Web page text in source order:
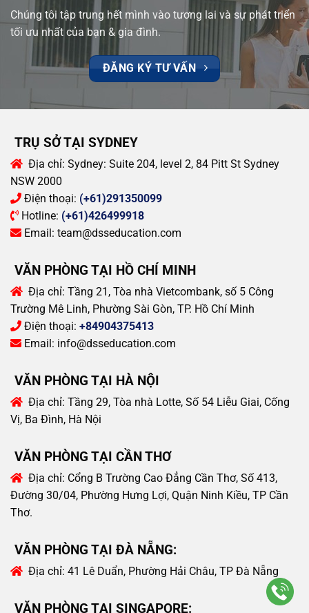
Chúng tôi tập trung hết mình vào tương lai và sự phát triển
tối ưu nhất của bạn & gia đình.
ĐĂNG KÝ TƯ VẤN
TRỤ SỞ TẠI SYDNEY
Địa chỉ: Sydney: Suite 204, level 2, 84 Pitt St Sydney
NSW 2000
Điện thoại: (+61)291350099
Hotline: (+61)426499918
Email: team@dsseducation.com
VĂN PHÒNG TẠI HỒ CHÍ MINH
Địa chỉ: Tầng 21, Tòa nhà Vietcombank, số 5 Công
Trường Mê Linh, Phường Sài Gòn, TP. Hồ Chí Minh
Điện thoại: +84904375413
Email: info@dsseducation.com
VĂN PHÒNG TẠI HÀ NỘI
Địa chỉ: Tầng 29, Tòa nhà Lotte, Số 54 Liễu Giai, Cống
Vị, Ba Đình, Hà Nội
VĂN PHÒNG TẠI CẦN THƠ
Địa chỉ: Cổng B Trường Cao Đẳng Cần Thơ, Số 413,
Đường 30/04, Phường Hưng Lợi, Quận Ninh Kiều, TP Cần
Thơ.
VĂN PHÒNG TẠI ĐÀ NẴNG:
Địa chỉ: 41 Lê Duẩn, Phường Hải Châu, TP Đà Nẵng
VĂN PHÒNG TẠI SINGAPORE: